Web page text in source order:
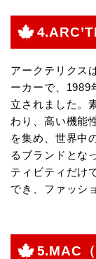
アークテリクス
ーカーで、1989
立されました。
わり、高い機能
を集め、世界中
るブランドとな
ティビティだけ
でき、ファッシ
5.MAC（